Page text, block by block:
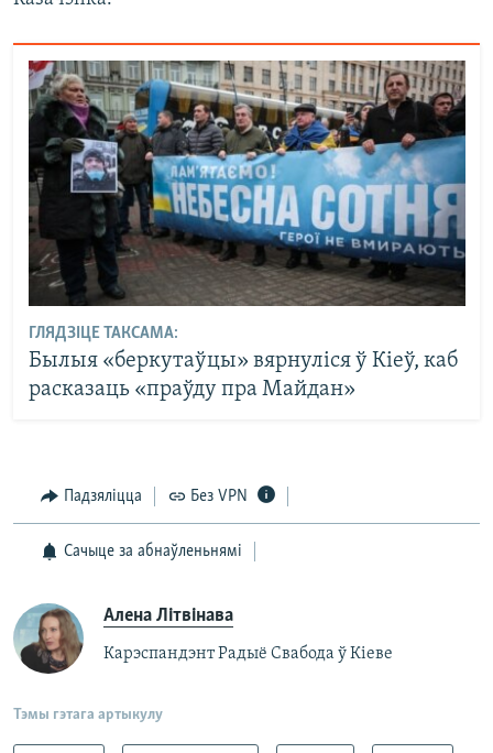
ГЛЯДЗІЦЕ ТАКСАМА:
Былыя «беркутаўцы» вярнуліся ў Кіеў, каб
расказаць «праўду пра Майдан»
Падзяліцца Без VPN
Сачыце за абнаўленьнямі
Алена Літвінава
Карэспандэнт Радыё Свабода ў Кіеве
Тэмы гэтага артыкулу